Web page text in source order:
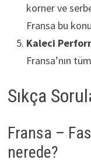
korner ve
Fransa bu
Kaleci
Fransa’nın
Sıkça
Fransa –
nerede?